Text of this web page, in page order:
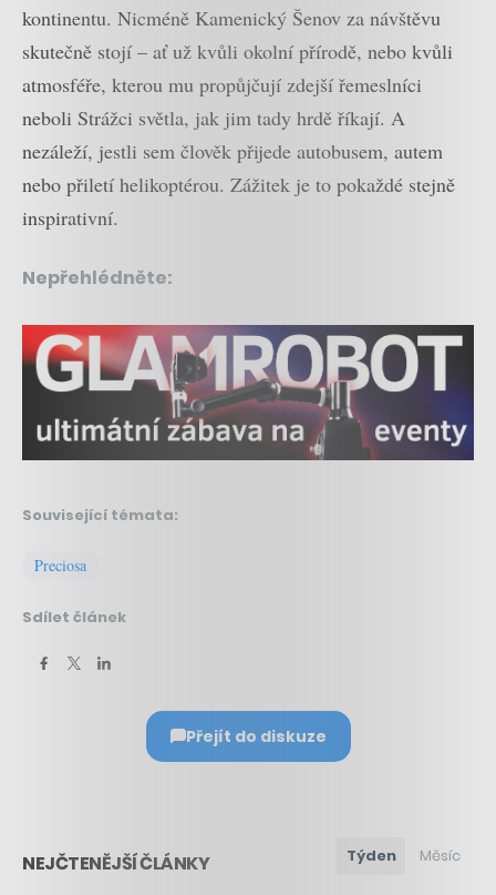
kontinentu. Nicméně Kamenický Šenov za návštěvu
skutečně stojí – ať už kvůli okolní přírodě, nebo kvůli
atmosféře, kterou mu propůjčují zdejší řemeslníci
neboli Strážci světla, jak jim tady hrdě říkají. A
nezáleží, jestli sem člověk přijede autobusem, autem
nebo přiletí helikoptérou. Zážitek je to pokaždé stejně
inspirativní.
Nepřehlédněte:
Související témata:
Preciosa
Sdílet článek
Přejít do diskuze
NEJČTENĚJŠÍ ČLÁNKY Týden Měsíc